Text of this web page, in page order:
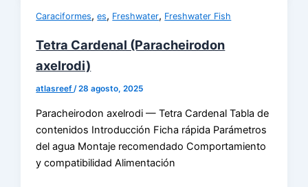
Caraciformes,es, Freshwater, Freshwater Fish
Tetra Cardenal (Paracheirodon
axelrodi)
atlasreef/28 agosto, 2025
Paracheirodon axelrodi — Tetra Cardenal Tabla de
contenidos Introducción Ficha rápida Parámetros
del agua Montaje recomendado Comportamiento
y compatibilidad Alimentación